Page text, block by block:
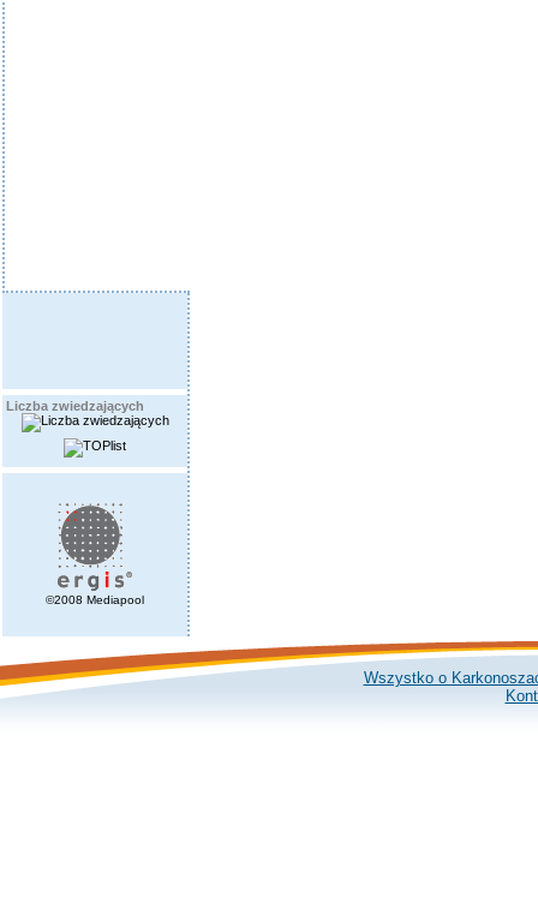
Liczba zwiedzających
©2008 Mediapool
Wszystko o